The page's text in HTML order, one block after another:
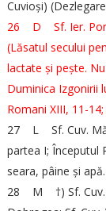
Cuvioși)
26 D Sf. Ier.
(Lăsatul secului
lactate și pește.
Duminica Izgonirii
Romani XIII, 11-
27 L Sf. Cuv.
partea I; Începutul
seara, pâine și
28 M †) Sf. Cuv.